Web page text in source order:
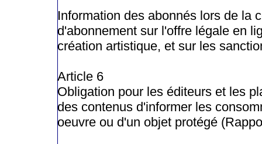
Information des abonnés lors de la
d'abonnement sur l'offre légale en
création artistique, et sur les
Article 6
Obligation pour les éditeurs et les
des contenus d'informer les
oeuvre ou d'un objet protégé